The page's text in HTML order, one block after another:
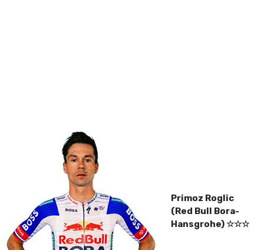
Primoz Roglic
(Red Bull Bora-
Hansgrohe) ☆☆☆